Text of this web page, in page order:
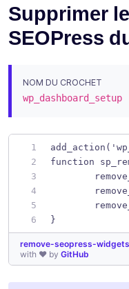
Supprimer
SEOPress
NOM DU CROCHET
wp_dashboard_setup
function
}
remove-seopress-
with ❤ by GitHub